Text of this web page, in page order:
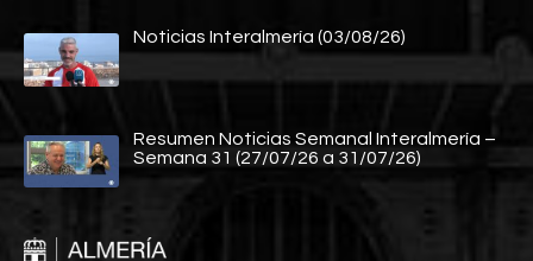
Noticias Interalmería (03/08/26)
Resumen Noticias Semanal Interalmería –
Semana 31 (27/07/26 a 31/07/26)